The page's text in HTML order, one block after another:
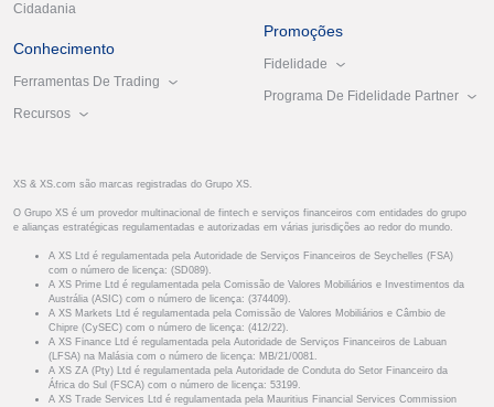
Cidadania
Conhecimento
Ferramentas De Trading
Recursos
Promoções
Fidelidade
Programa De Fidelidade Partner
XS & XS.com são marcas registradas do Grupo XS.
O Grupo XS é um provedor multinacional de fintech e serviços financeiros com entidades do grupo
e alianças estratégicas regulamentadas e autorizadas em várias jurisdições ao redor do mundo.
A XS Ltd é regulamentada pela Autoridade de Serviços Financeiros de Seychelles (FSA)
com o número de licença: (SD089).
A XS Prime Ltd é regulamentada pela Comissão de Valores Mobiliários e Investimentos da
Austrália (ASIC) com o número de licença: (374409).
A XS Markets Ltd é regulamentada pela Comissão de Valores Mobiliários e Câmbio de
Chipre (CySEC) com o número de licença: (412/22).
A XS Finance Ltd é regulamentada pela Autoridade de Serviços Financeiros de Labuan
(LFSA) na Malásia com o número de licença: MB/21/0081.
A XS ZA (Pty) Ltd é regulamentada pela Autoridade de Conduta do Setor Financeiro da
África do Sul (FSCA) com o número de licença: 53199.
A XS Trade Services Ltd é regulamentada pela Mauritius Financial Services Commission